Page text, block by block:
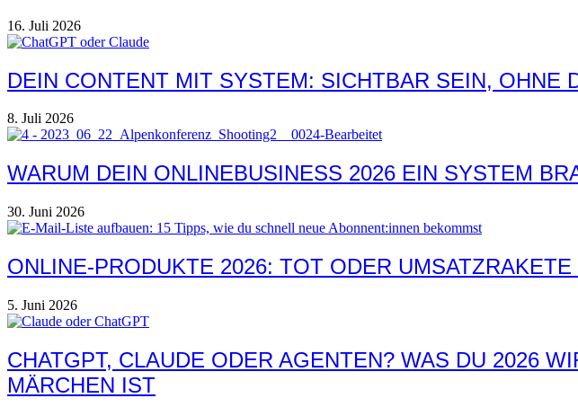
16. Juli 2026
DEIN CONTENT MIT SYSTEM: SICHTBAR SEIN, OHNE
8. Juli 2026
WARUM DEIN ONLINEBUSINESS 2026 EIN SYSTEM
30. Juni 2026
ONLINE-PRODUKTE 2026: TOT ODER
5. Juni 2026
CHATGPT, CLAUDE ODER AGENTEN? WAS DU 2026
MÄRCHEN IST